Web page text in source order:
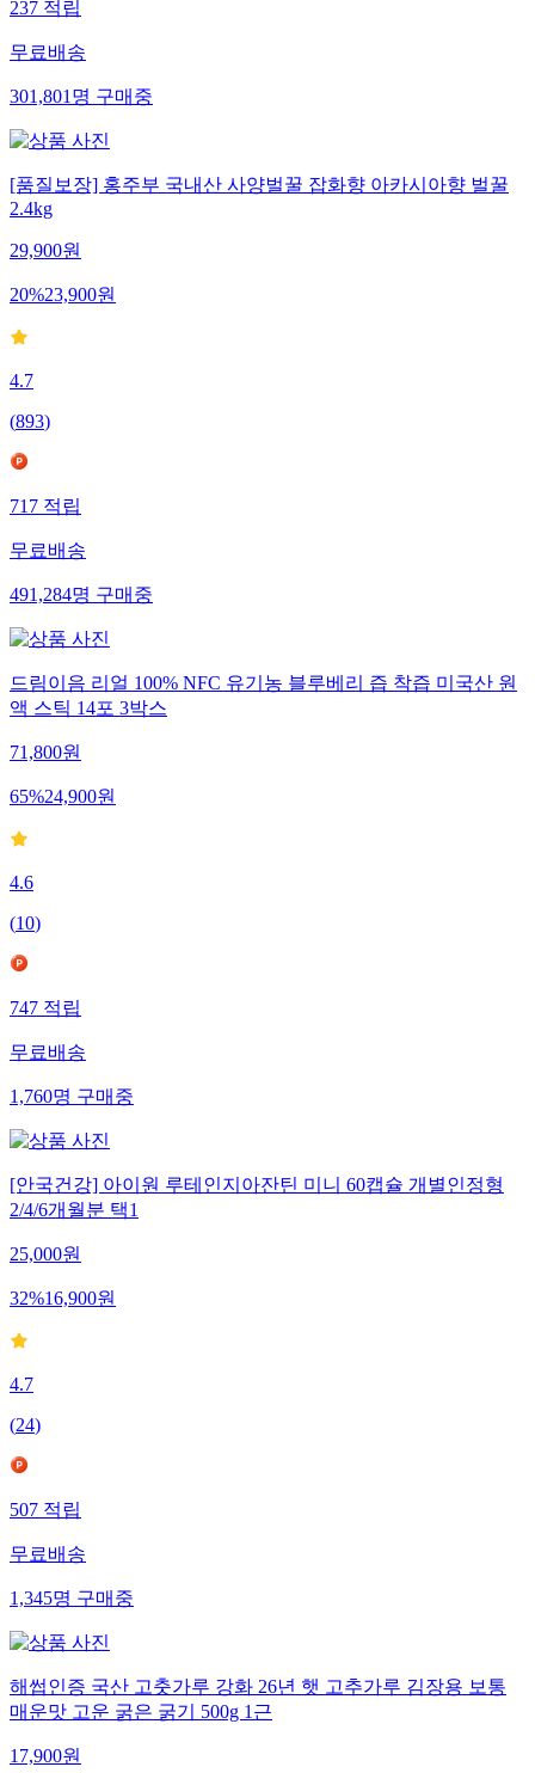
237적립
무료배송
301,801명구매중
[품질보장] 홍주부 국내산 사양벌꿀 잡화향 아카시아향 벌꿀
2.4kg
29,900원
20%23,900원
4.7
(893)
717적립
무료배송
491,284명구매중
드림이음 리얼 100% NFC 유기농 블루베리 즙 착즙 미국산 원
액 스틱 14포 3박스
71,800원
65%24,900원
4.6
(10)
747적립
무료배송
1,760명구매중
[안국건강] 아이원 루테인지아잔틴 미니 60캡슐 개별인정형
2/4/6개월분 택1
25,000원
32%16,900원
4.7
(24)
507적립
무료배송
1,345명구매중
해썹인증 국산 고춧가루 강화 26년 햇 고추가루 김장용 보통
매운맛 고운 굵은 굵기 500g 1근
17,900원